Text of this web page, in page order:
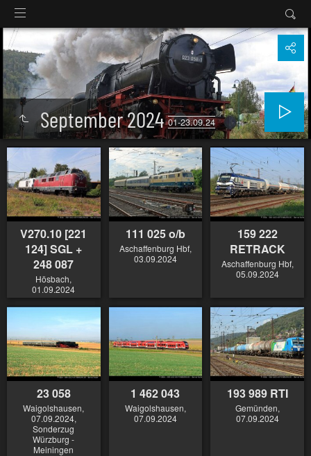
September 202401-23.09.24
V270.10 [221
124] SGL +
248 087
Hösbach,
01.09.2024
111 025 o/b
Aschaffenburg Hbf,
03.09.2024
159 222
RETRACK
Aschaffenburg Hbf,
05.09.2024
23 058
Waigolshausen,
07.09.2024,
Sonderzug
Würzburg -
Meiningen
1 462 043
Waigolshausen,
07.09.2024
193 989 RTI
Gemünden,
07.09.2024